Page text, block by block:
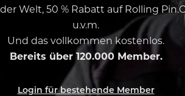
Welt, 50 % Rabatt auf Rolling
u.v.m.
Und das vollkommen kostenlos.
Bereits über 120.000 Member.
Login für bestehende Member